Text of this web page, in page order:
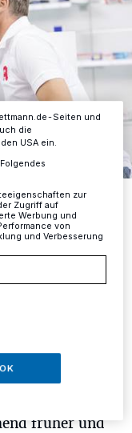
bis zur richtigen
fällt die
bis 20
früher und
aufgeführten
Inhalte und
für Sie. Sie können
Einstellungen zu
Sie auf den Link
Webseite klicken.
Weitere
Seiten und
die
USA ein.
zur
Zugriff auf
Werbung und
von
und Verbesserung
OK